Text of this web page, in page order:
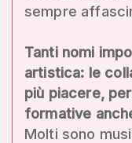
sempre
Tanti nomi
artistica: le
più piacere,
formative
Molti sono